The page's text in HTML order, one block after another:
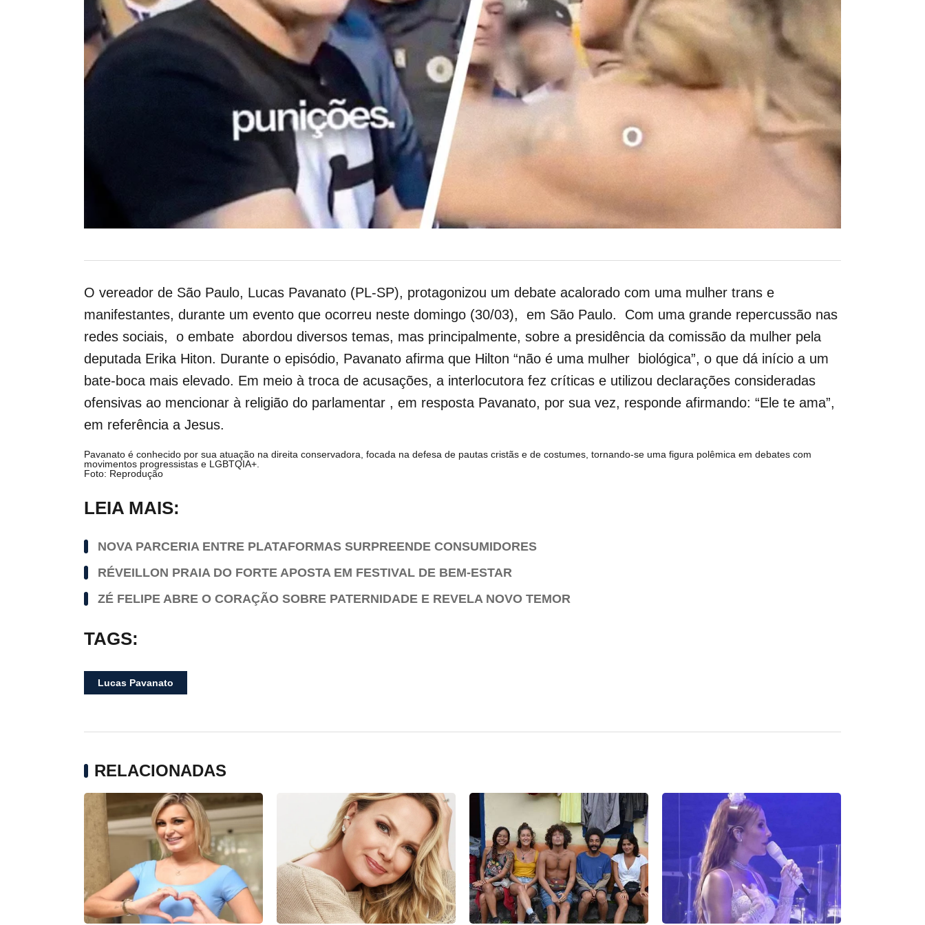
O vereador de São Paulo, Lucas Pavanato (PL-SP), protagonizou um debate acalorado com uma mulher trans e
manifestantes, durante um evento que ocorreu neste domingo (30/03), em São Paulo. Com uma grande repercussão nas
redes sociais, o embate abordou diversos temas, mas principalmente, sobre a presidência da comissão da mulher pela
deputada Erika Hiton. Durante o episódio, Pavanato afirma que Hilton “não é uma mulher biológica”, o que dá início a um
bate-boca mais elevado. Em meio à troca de acusações, a interlocutora fez críticas e utilizou declarações consideradas
ofensivas ao mencionar à religião do parlamentar , em resposta Pavanato, por sua vez, responde afirmando: “Ele te ama”,
em referência a Jesus.
Pavanato é conhecido por sua atuação na direita conservadora, focada na defesa de pautas cristãs e de costumes, tornando-se uma figura polêmica em debates com
movimentos progressistas e LGBTQIA+.
Foto: Reprodução
LEIA MAIS:
NOVA PARCERIA ENTRE PLATAFORMAS SURPREENDE CONSUMIDORES
RÉVEILLON PRAIA DO FORTE APOSTA EM FESTIVAL DE BEM-ESTAR
ZÉ FELIPE ABRE O CORAÇÃO SOBRE PATERNIDADE E REVELA NOVO TEMOR
TAGS:
Lucas Pavanato
RELACIONADAS